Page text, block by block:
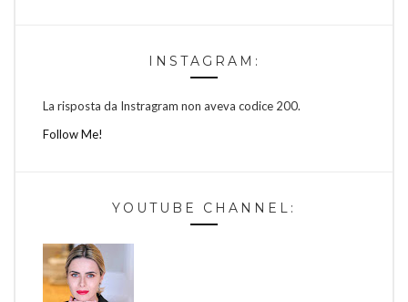
INSTAGRAM:
La risposta da Instragram non aveva codice 200.
Follow Me!
YOUTUBE CHANNEL: